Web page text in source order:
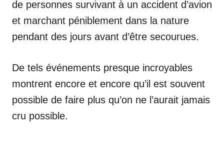
de personnes survivant à un accident d’avion
et marchant péniblement dans la nature
pendant des jours avant d’être secourues.
De tels événements presque incroyables
montrent encore et encore qu’il est souvent
possible de faire plus qu’on ne l’aurait jamais
cru possible.